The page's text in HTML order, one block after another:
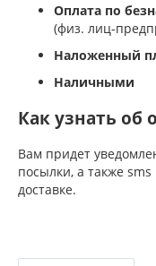
Оплата по
(физ. лиц-
Наложенный
Наличными
Как узнать об
Вам придет
посылки, а также
доставке.